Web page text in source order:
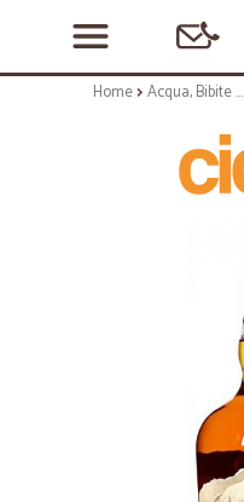
Home Acqua, Bibite e Alcolici